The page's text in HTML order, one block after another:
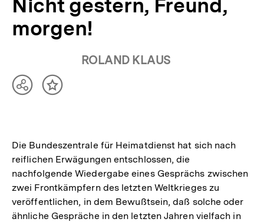
Nicht gestern, Freund,
morgen!
ROLAND KLAUS
TeilenInhalt
Die Bundeszentrale für Heimatdienst hat sich nach
reiflichen Erwägungen entschlossen, die
nachfolgende Wiedergabe eines Gesprächs zwischen
zwei Frontkämpfern des letzten Weltkrieges zu
veröffentlichen, in dem Bewußtsein, daß solche oder
ähnliche Gespräche in den letzten Jahren vielfach in